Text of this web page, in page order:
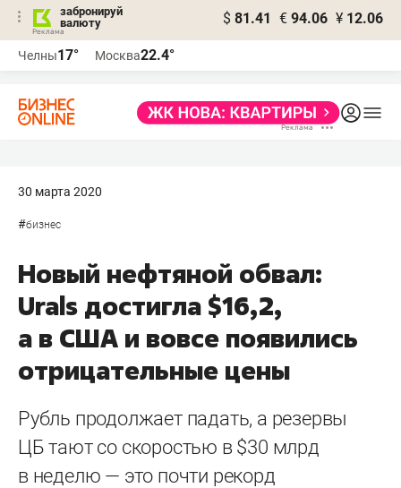
забронируй
валюту
$ 81.41 € 94.06 ¥ 12.06
Челны17° Москва22.4°
30 марта 2020
#бизнес
Новый нефтяной обвал:
Urals достигла $16,2,
а в США и вовсе появились
отрицательные цены
Рубль продолжает падать, а резервы
ЦБ тают со скоростью в $30 млрд
в неделю — это почти рекорд